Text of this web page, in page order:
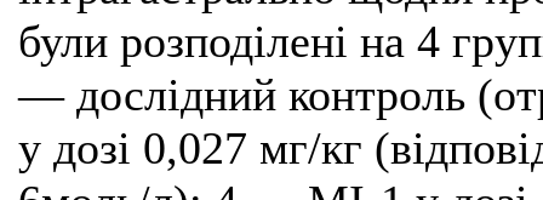
були розподілені на 4
— дослідний контроль
у дозі 0,027 мг/кг